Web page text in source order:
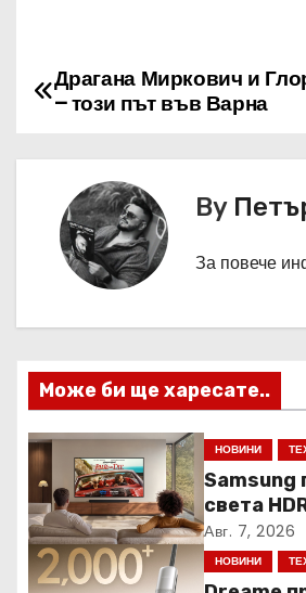
Н
ц
и
я
Драгана Миркович и
– този път във Варна
By
За повече
Може би ще харесате..
НОВИНИ
Samsung
света
Авг. 7, 2026
НОВИНИ